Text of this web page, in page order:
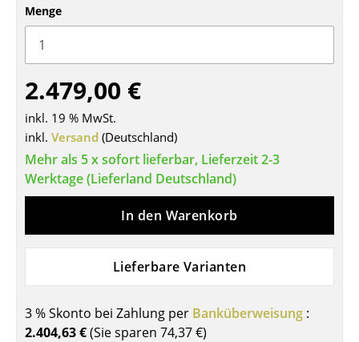
Bürosessel
Einzelteile
... alle Sitzmöbel
Tische
Esstische
Beistelltische
Schreibtische
Konferenztische
Menge
2.479,00 €
inkl. 19 % MwSt.
inkl. Versand (Deutschland)
Mehr als 5 x sofort lieferbar, Lieferzeit 2-3
Werktage (Lieferland Deutschland)
In den Warenkorb
Lieferbare Varianten
3 % Skonto bei Zahlung per Banküberweisung :
2.404,63 €(Sie sparen 74,37 €)